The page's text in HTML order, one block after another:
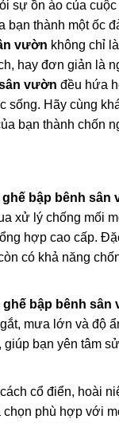
sự ồn ào của
bạn thành một
vườn không chỉ
hay đơn giản là
vườn đều hứa
Hãy cùng
bạn thành chốn
ghế bập bênh sân
xử lý chống mối
hợp cao cấp.
có khả năng
ghế bập bênh sân
mưa lớn và độ
bạn yên tâm
cổ điển, hoài
phù hợp với